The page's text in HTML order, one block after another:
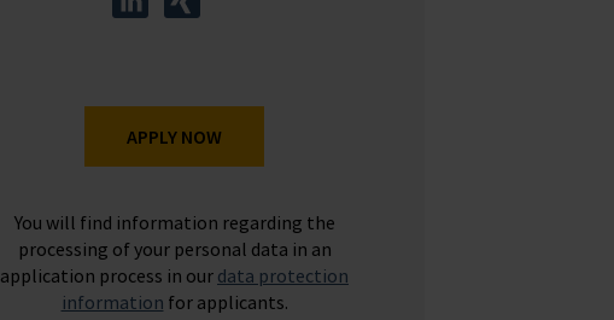
APPLY NOW
You will find information regarding the
processing of your personal data in an
application process in our data protection
information for applicants.